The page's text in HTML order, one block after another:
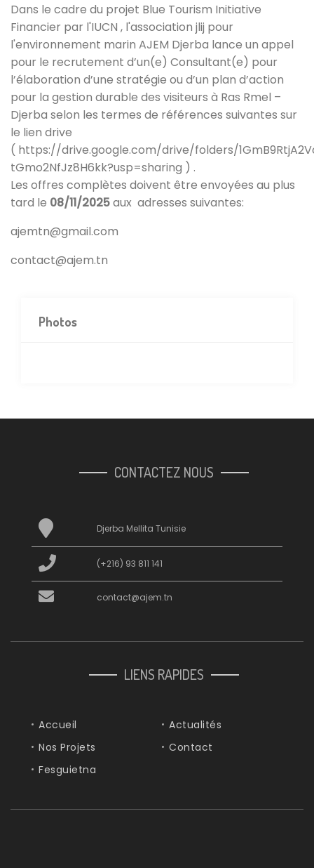
Dans le cadre du projet Blue Tourism Initiative
Financier par l'IUCN , l'association jlij pour
l'environnement marin AJEM Djerba lance un appel
pour le recrutement d’un(e) Consultant(e) pour
l’élaboration d’une stratégie ou d’un plan d’action
pour la gestion durable des visiteurs à Ras Rmel –
Djerba selon les termes de références suivantes sur
le lien drive
( https://drive.google.com/drive/folders/
tGmo2NfJz8H6kk?usp=sharing ) .
Les offres complètes doivent être envoyées au plus
tard le 08/11/2025aux adresses suivantes:
ajemtn@gmail.com
contact@ajem.tn
Photos
CONTACTEZ NOUS
Djerba Mellita Tunisie
(+216) 93 811 141
contact@ajem.tn
LIENS RAPIDES
Accueil
Nos Projets
Fesguietna
Actualités
Contact